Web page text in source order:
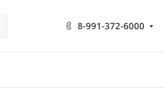
8-991-372-6000